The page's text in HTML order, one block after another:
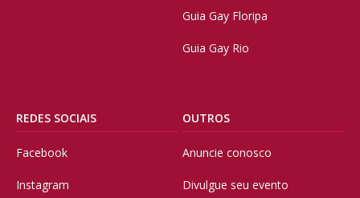
Guia Gay Floripa
Guia Gay Rio
REDES SOCIAIS
Facebook
Instagram
OUTROS
Anuncie conosco
Divulgue seu evento